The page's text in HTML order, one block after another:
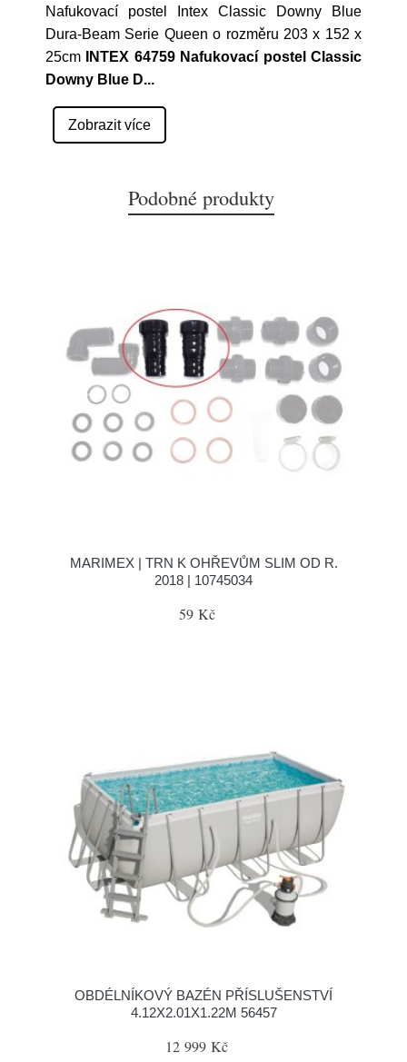
Nafukovací postel Intex Classic Downy Blue
Dura-Beam Serie Queen o rozměru 203 x 152 x
25cm
INTEX 64759 Nafukovací postel Classic
Downy Blue D...
Zobrazit více
Podobné produkty
MARIMEX | TRN K OHŘEVŮM SLIM OD R.
2018 | 10745034
59 Kč
OBDÉLNÍKOVÝ BAZÉN PŘÍSLUŠENSTVÍ
4.12X2.01X1.22M 56457
12 999 Kč